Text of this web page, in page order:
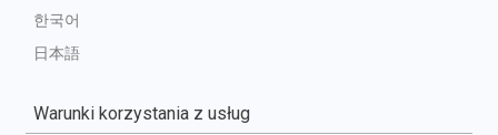
한국어
日本語
Warunki korzystania z usług